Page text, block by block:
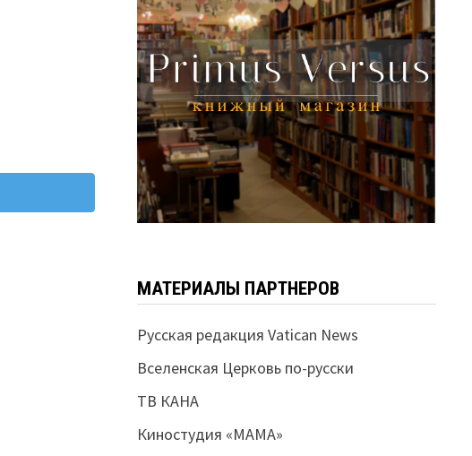
МАТЕРИАЛЫ ПАРТНЕРОВ
Русская редакция Vatican News
Вселенская Церковь по-русски
ТВ КАНА
Киностудия «МАМА»